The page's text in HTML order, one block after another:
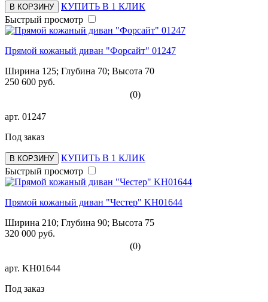
В КОРЗИНУ
КУПИТЬ В 1 КЛИК
Быстрый просмотр
Прямой кожаный диван "Форсайт" 01247
Ширина 125; Глубина 70; Высота 70
250 600 руб.
(0)
арт. 01247
Под заказ
В КОРЗИНУ
КУПИТЬ В 1 КЛИК
Быстрый просмотр
Прямой кожаный диван "Честер" KH01644
Ширина 210; Глубина 90; Высота 75
320 000 руб.
(0)
арт. KH01644
Под заказ